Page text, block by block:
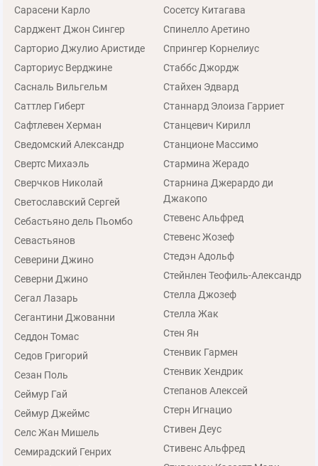
Сарасени Карло
Сарджент Джон Сингер
Сарторио Джулио Аристиде
Сарториус Верджине
Сасналь Вильгельм
Саттлер Гиберт
Сафтлевен Херман
Сведомский Александр
Свертс Михаэль
Сверчков Николай
Светославский Сергей
Себастьяно дель Пьомбо
Севастьянов
Северини Джино
Северни Джино
Сегал Лазарь
Сегантини Джованни
Седдон Томас
Седов Григорий
Сезан Поль
Сеймур Гай
Сеймур Джеймс
Селс Жан Мишель
Семирадский Генрих
Сосетсу Китагава
Спинелло Аретино
Спрингер Корнелиус
Стаббс Джордж
Стайхен Эдвард
Станнард Элоиза Гарриет
Станцевич Кирилл
Станционе Массимо
Стармина Жерадо
Старнина Джерардо ди
Джакопо
Стевенс Альфред
Стевенс Жозеф
Стедэн Адольф
Стейнлен Теофиль-Александр
Стелла Джозеф
Стелла Жак
Стен Ян
Стенвик Гармен
Стенвик Хендрик
Степанов Алексей
Стерн Игнацио
Стивен Деус
Стивенс Альфред